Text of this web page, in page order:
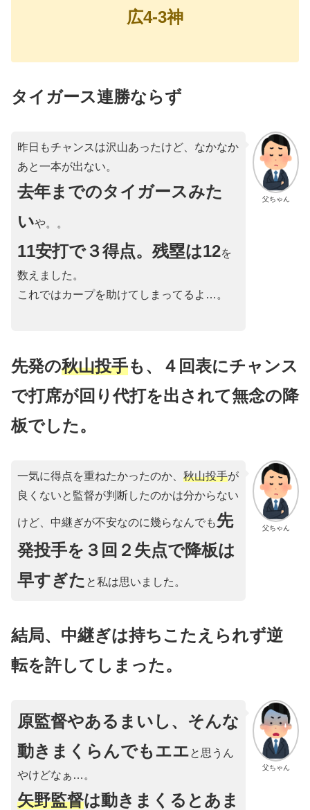
広4-3神
タイガース連勝ならず
父ちゃん
昨日もチャンスは沢山あったけど、なかなか
あと一本が出ない。
去年までのタイガースみた
いや。。
11安打で３得点。残塁は12を
数えました。
これではカープを助けてしまってるよ…。
先発の秋山投手も、４回表にチャンス
で打席が回り代打を出されて無念の降
板でした。
父ちゃん
一気に得点を重ねたかったのか、 秋山投手が
良くないと監督が判断したのかは分からない
けど、中継ぎが不安なのに幾らなんでも先
発投手を３回２失点で降板は
早すぎた と私は思いました。
結局、中継ぎは持ちこたえられず逆
転を許してしまった。
父ちゃん
原監督やあるまいし、そんな
動きまくらんでもエエと思うん
やけどなぁ…。
矢野監督は動きまくるとあま